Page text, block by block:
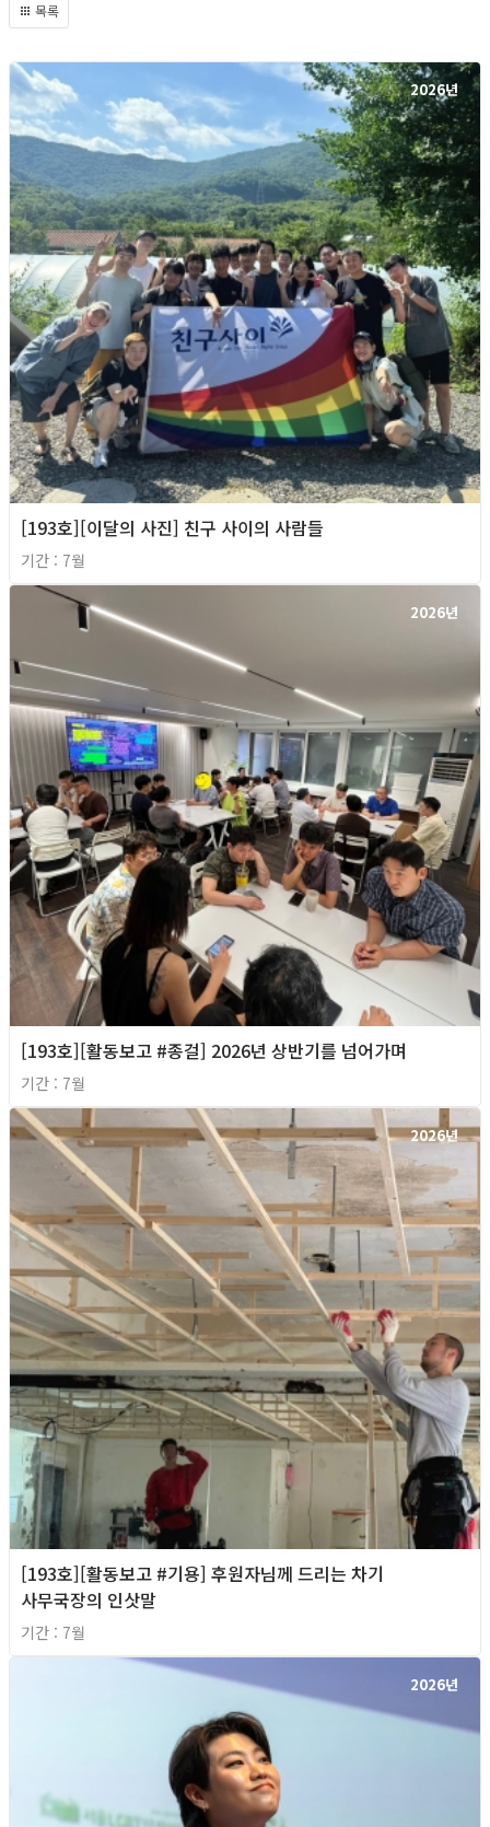
목록
2026년
[193호][이달의 사진] 친구 사이의 사람들
기간 : 7월
2026년
[193호][활동보고 #종걸] 2026년 상반기를 넘어가며
기간 : 7월
2026년
[193호][활동보고 #기용] 후원자님께 드리는 차기
사무국장의 인삿말
기간 : 7월
2026년